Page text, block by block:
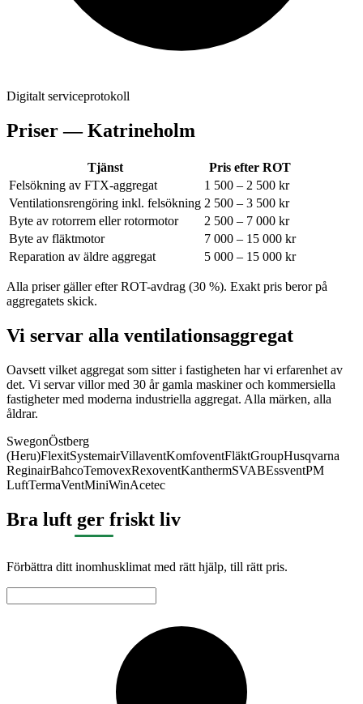
Digitalt serviceprotokoll
Priser —Katrineholm
Tjänst
Pris efter ROT
Felsökning av FTX-aggregat
1 500 – 2 500 kr
Ventilationsrengöring inkl. felsökning 2 500 – 3 500 kr
Byte av rotorrem eller rotormotor
2 500 – 7 000 kr
Byte av fläktmotor
7 000 – 15 000 kr
Reparation av äldre aggregat
5 000 – 15 000 kr
Alla priser gäller efter ROT-avdrag (30 %). Exakt pris beror på
aggregatets skick.
Vi servar alla ventilationsaggregat
Oavsett vilket aggregat som sitter i fastigheten har vi erfarenhet av
det. Vi servar villor med 30 år gamla maskiner och kommersiella
fastigheter med moderna industriella aggregat. Alla märken, alla
åldrar.
SwegonÖstberg
(Heru)FlexitSystemairVillaventKomfoventFläktGroupHusqvarna
ReginairBahcoTemovexRexoventKanthermSVABEssventPM
LuftTermaVentMiniWinAcetec
Bra luft ger friskt liv
Förbättra ditt inomhusklimat med rätt hjälp, till rätt pris.